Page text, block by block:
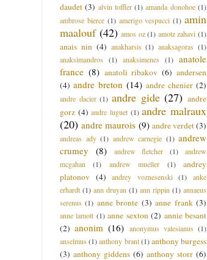
daudet (3) alvin toffler (1) amanda donohoe (1)
ambrose bierce (1) amerigo vespucci (1) amin
maalouf (42) amos oz (1) amotz zahavi (1)
anais nin (4) anakharsis (1) anaksagoras (1)
anaksimandros
(1) anaksimenes (1) anatole
france (8) anatoli ribakov (6) andersen
(4) andre breton (14) andre chenier (2)
andre dacier (1) andre gide (27) andre
gorz (4) andre luguet (1) andre malraux
(20) andre maurois (9) andre verdet(3)
andreas ady (1) andrew carnegie (1) andrew
crumey
(8) andrew fletcher (1)
andrew
mcgahan
(1) andrew mueller (1)
andrey
platonov (4) andrey voznesenski (1)
anke
erhardt (1) ann druyan (1) ann rippin (1) annaeus
serenus (1) anne bronte (3) anne frank (3)
anne lamott (1) anne sexton (2) annie besant
(2) anonim (16) anonymus valesianus (1)
anselmus (1) anthony brant (1) anthony burgess
(3) anthony giddens (6) anthony storr (6)